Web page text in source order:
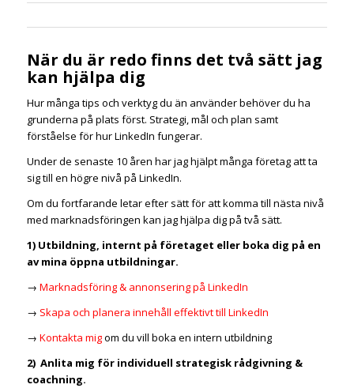
När du är redo finns det två sätt jag
kan hjälpa dig
Hur många tips och verktyg du än använder behöver du ha
grunderna på plats först. Strategi, mål och plan samt
förståelse för hur LinkedIn fungerar.
Under de senaste 10 åren har jag hjälpt många företag att ta
sig till en högre nivå på LinkedIn.
Om du fortfarande letar efter sätt för att komma till nästa nivå
med marknadsföringen kan jag hjälpa dig på två sätt.
1) Utbildning, internt på företaget eller boka dig på en
av mina öppna utbildningar.
→ Marknadsföring & annonsering på LinkedIn
→ Skapa och planera innehåll effektivt till LinkedIn
→ Kontakta migom du vill boka en intern utbildning
2) Anlita mig för individuell strategisk rådgivning &
coachning.